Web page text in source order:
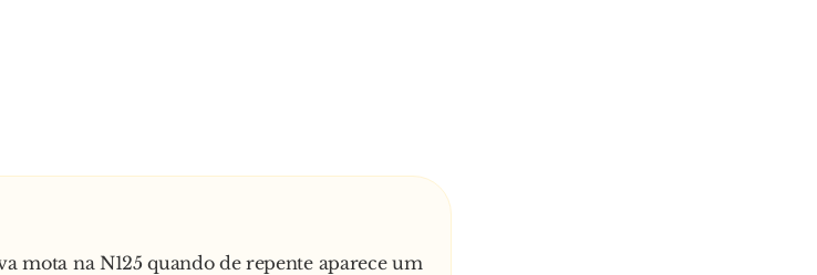
mota na N125 quando de repente aparece um